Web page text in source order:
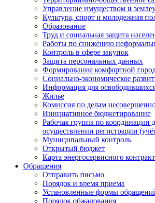
Управление имуществом и
Культура, спорт и молодежная
Образование
Труд и социальная защита
Работы по снижению
Контроль в сфере закупок
Защита персональных данных
Формирование комфортной
Социально-экономическое
Информация для
Жилье
Комиссия по делам
Инициативное бюджетирование
Рабочая группа по координации
осуществлении регистрации
Муниципальный контроль
Открытый бюджет
Карта энергосервисного
Обращения
Отправить письмо
Порядок и время приема
Установленные формы
Порядок обжалования